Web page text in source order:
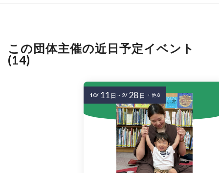
この団体主催の近日予定イベント
(14)
10/ 11 日 ~2/ 28 日 + 他 8